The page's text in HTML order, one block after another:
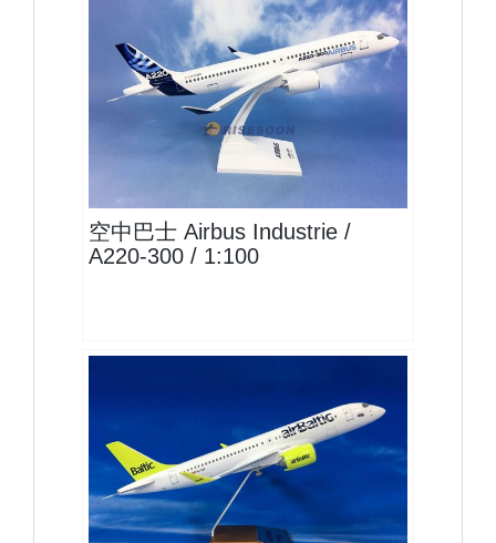
AIB10A223P01 $2400
空中巴士 Airbus Industrie /
A220-300 / 1:100
BTI10CS30P02 $2300